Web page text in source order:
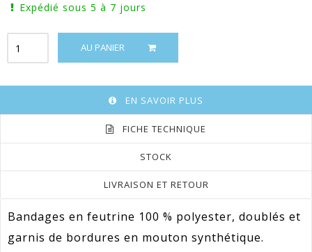
Expédié sous 5 à 7 jours
AU PANIER
EN SAVOIR PLUS
FICHE TECHNIQUE
STOCK
LIVRAISON ET RETOUR
Bandages en feutrine 100 % polyester, doublés et
garnis de bordures en mouton synthétique.